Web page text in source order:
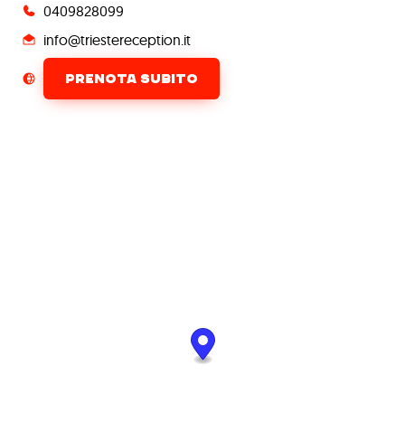
0409828099
info@triestereception.it
PRENOTA SUBITO